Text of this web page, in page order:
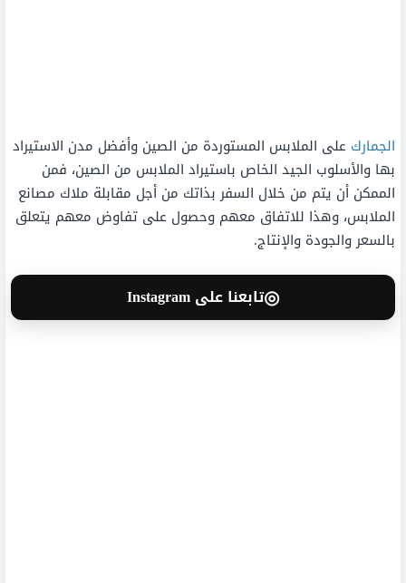
الجمارك على الملابس المستوردة من الصين وأفضل مدن الاستيراد
بها والأسلوب الجيد الخاص باستيراد الملابس من الصين، فمن
الممكن أن يتم من خلال السفر بذاتك من أجل مقابلة ملاك مصانع
الملابس، وهذا للاتفاق معهم وحصول على تفاوض معهم يتعلق
بالسعر والجودة والإنتاج.
◎تابعنا على Instagram